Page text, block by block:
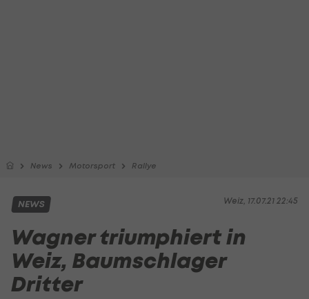
News Motorsport Rallye
Weiz, 17.07.21 22:45
NEWS
Wagner triumphiert in
Weiz, Baumschlager
Dritter